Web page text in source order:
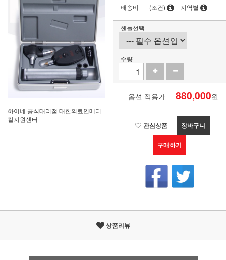
하이네 공식대리점 대한의료인메디
컬지원센터
배송비
(조건) 지역별
핸들선택
수량
옵션 적용가 880,000원
관심상품 장바구니
구매하기
상품리뷰